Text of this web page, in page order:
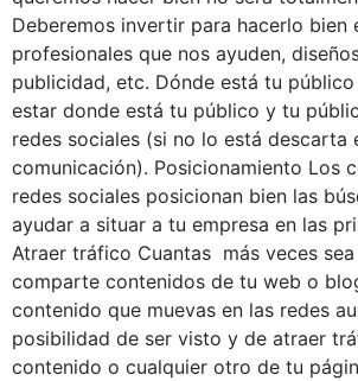
Deberemos invertir para hacerlo bien
profesionales que nos ayuden,
publicidad, etc. Dónde está tu
estar donde está tu público y tu
redes sociales (si no lo está descarta
comunicación). Posicionamiento Los
redes sociales posicionan bien las
ayudar a situar a tu empresa en las
Atraer tráfico Cuantas más veces
comparte contenidos de tu web o
contenido que muevas en las redes
posibilidad de ser visto y de atraer
contenido o cualquier otro de tu